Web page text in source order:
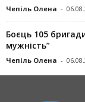
Чепіль Олена -
Боєць 105
мужність”
Чепіль Олена -